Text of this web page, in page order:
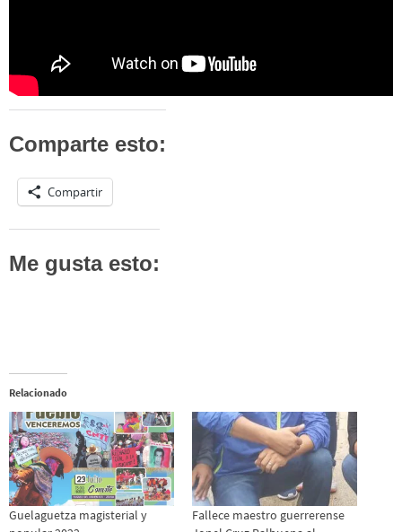
Comparte esto:
Compartir
Me gusta esto:
Relacionado
Guelaguetza magisterial y
Fallece maestro guerrerense